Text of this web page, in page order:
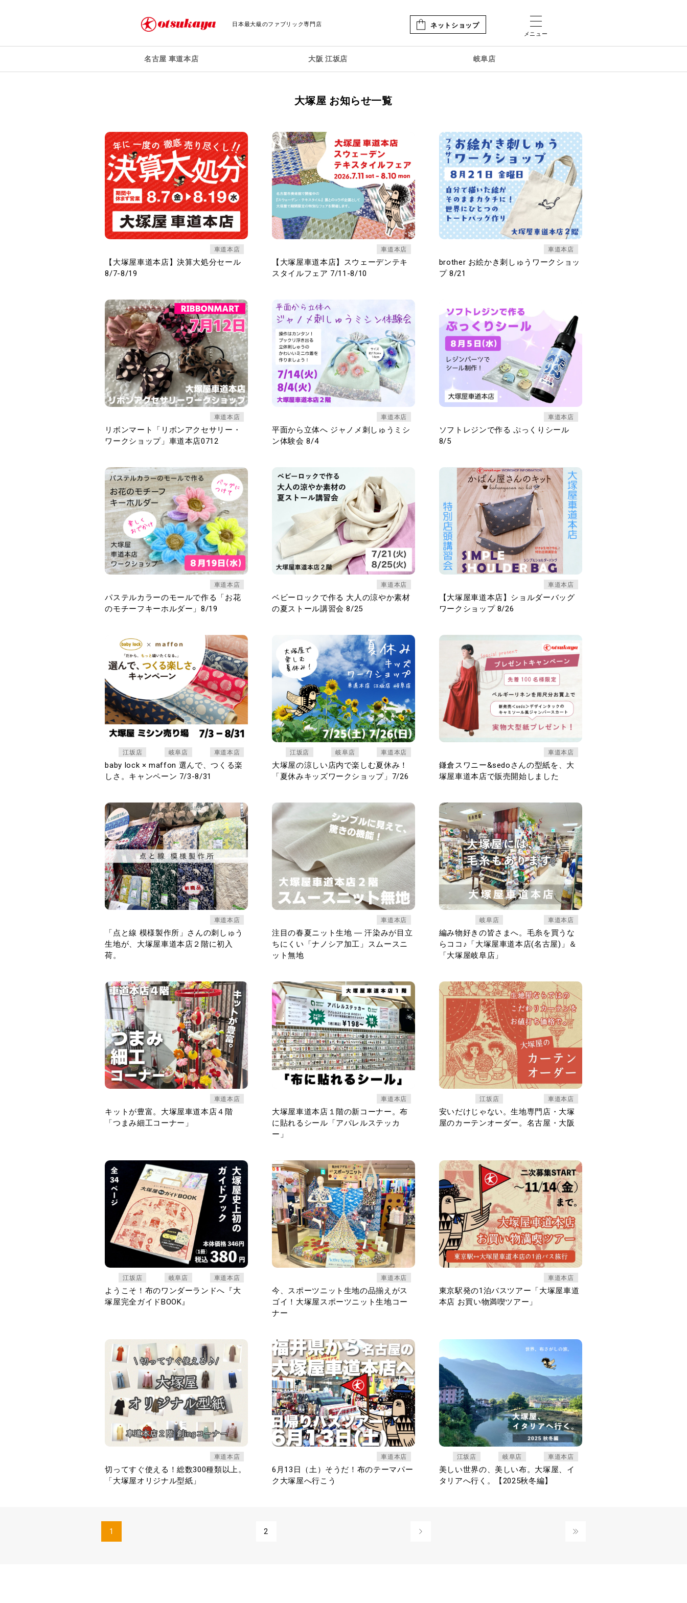
日本最大級のファブリック専門店 ネットショップ
メニュー
名古屋 車道本店 大阪 江坂店 岐阜店
大塚屋 お知らせ一覧
車道本店
【大塚屋車道本店】決算大処分セール
8/7-8/19
車道本店
【大塚屋車道本店】スウェーデンテキ
スタイルフェア 7/11-8/10
車道本店
brother お絵かき刺しゅうワークショッ
プ 8/21
車道本店
リボンマート「リボンアクセサリー・
ワークショップ」車道本店0712
車道本店
平面から立体へ ジャノメ刺しゅうミシ
ン体験会 8/4
車道本店
ソフトレジンで作る ぷっくりシール
8/5
車道本店
パステルカラーのモールで作る「お花
のモチーフキーホルダー」8/19
車道本店
ベビーロックで作る 大人の涼やか素材
の夏ストール講習会 8/25
車道本店
【大塚屋車道本店】ショルダーバッグ
ワークショップ 8/26
江坂店 岐阜店 車道本店
baby lock × maffon 選んで、つくる楽
しさ。キャンペーン 7/3-8/31
江坂店 岐阜店 車道本店
大塚屋の涼しい店内で楽しむ夏休み！
「夏休みキッズワークショップ」7/26
車道本店
鎌倉スワニー&sedoさんの型紙を、大
塚屋車道本店で販売開始しました
車道本店
「点と線 模様製作所」さんの刺しゅう
生地が、大塚屋車道本店２階に初入
荷。
車道本店
注目の春夏ニット生地 ― 汗染みが目立
ちにくい「ナノシア加工」スムースニ
ット無地
岐阜店 車道本店
編み物好きの皆さまへ。毛糸を買うな
らココ♪「大塚屋車道本店(名古屋)」＆
「大塚屋岐阜店」
車道本店
キットが豊富。大塚屋車道本店４階
「つまみ細工コーナー」
車道本店
大塚屋車道本店１階の新コーナー。布
に貼れるシール「アパレルステッカ
ー」
江坂店 車道本店
安いだけじゃない。生地専門店・大塚
屋のカーテンオーダー。名古屋・大阪
江坂店 岐阜店 車道本店
ようこそ！布のワンダーランドへ『大
塚屋完全ガイドBOOK』
車道本店
今、スポーツニット生地の品揃えがス
ゴイ！大塚屋スポーツニット生地コー
ナー
車道本店
東京駅発の1泊バスツアー「大塚屋車道
本店 お買い物満喫ツアー」
車道本店
切ってすぐ使える！総数300種類以上。
「大塚屋オリジナル型紙」
車道本店
6月13日（土）そうだ！布のテーマパー
ク大塚屋へ行こう
江坂店 岐阜店 車道本店
美しい世界の、美しい布。大塚屋、イ
タリアへ行く。【2025秋冬編】
1 2